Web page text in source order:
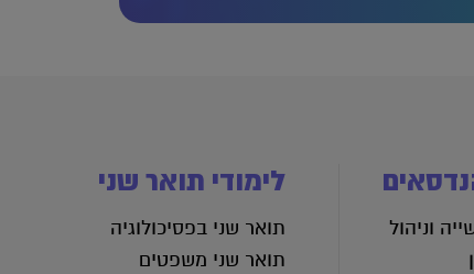
וניהול
לימודי תואר שני
תואר שני בפסיכולוגיה
תואר שני משפטים